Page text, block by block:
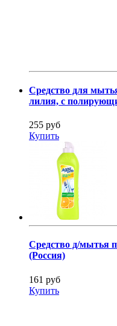
Средство для
лилия, с
255 руб
Купить
Средство д/мытья
(Россия)
161 руб
Купить